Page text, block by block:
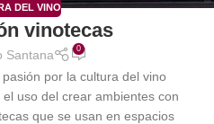
DEL VINO
vinotecas
Santana 0
por la cultura del vino
uso del crear ambientes con
que se usan en espacios